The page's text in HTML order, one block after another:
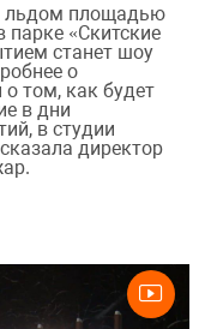
льдом площадью
«Скитские
станет шоу
о
том, как будет
в дни
в студии
директор